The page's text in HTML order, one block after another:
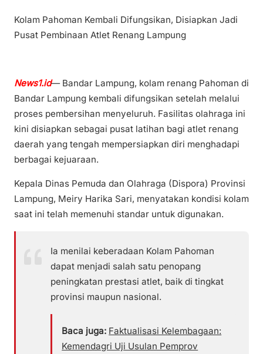
Kolam Pahoman Kembali Difungsikan, Disiapkan Jadi
Pusat Pembinaan Atlet Renang Lampung
News1.id— Bandar Lampung, kolam renang Pahoman di
Bandar Lampung kembali difungsikan setelah melalui
proses pembersihan menyeluruh. Fasilitas olahraga ini
kini disiapkan sebagai pusat latihan bagi atlet renang
daerah yang tengah mempersiapkan diri menghadapi
berbagai kejuaraan.
Kepala Dinas Pemuda dan Olahraga (Dispora) Provinsi
Lampung, Meiry Harika Sari, menyatakan kondisi kolam
saat ini telah memenuhi standar untuk digunakan.
Ia menilai keberadaan Kolam Pahoman
dapat menjadi salah satu penopang
peningkatan prestasi atlet, baik di tingkat
provinsi maupun nasional.
Baca juga: Faktualisasi Kelembagaan:
Kemendagri Uji Usulan Pemprov